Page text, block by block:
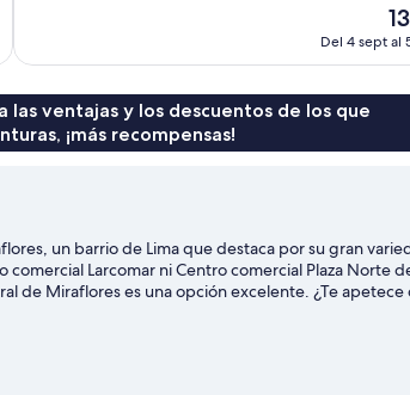
El
de
Del 4 sept al
las ventajas y los descuentos de los que
¡más recompensas!
un barrio de Lima que destaca por su gran
Larcomar ni Centro comercial Plaza Norte
de Miraflores es una opción excelente. ¿Te
Nacional o Estadio Atlético de la Villa Deportiva